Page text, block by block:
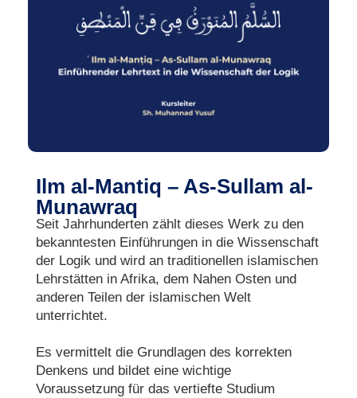
Ilm al-Mantiq – As-Sullam al-
Munawraq
Seit Jahrhunderten zählt dieses Werk zu den
bekanntesten Einführungen in die Wissenschaft
der Logik und wird an traditionellen islamischen
Lehrstätten in Afrika, dem Nahen Osten und
anderen Teilen der islamischen Welt
unterrichtet.
Es vermittelt die Grundlagen des korrekten
Denkens und bildet eine wichtige
Voraussetzung für das vertiefte Studium